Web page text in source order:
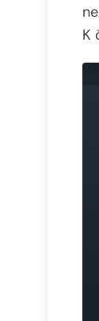
K